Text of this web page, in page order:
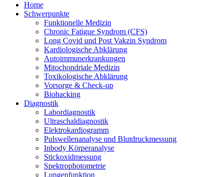
Home
Schwer­punk­te
Funk­tio­nel­le Medizin
Chro­nic Fati­gue Syn­drom (CFS)
Long Covid und Post Vak­zin Syndrom
Kar­dio­lo­gi­sche Abklärung
Auto­im­mun­erkran­kun­gen
Mito­chon­dria­le Medizin
Toxi­ko­lo­gi­sche Abklärung
Vor­sor­ge & Check-up
Bio­hack­ing
Dia­gnos­tik
Labor­dia­gnos­tik
Ultra­schal­dia­gnos­tik
Elek­tro­kar­dio­gramm
Puls­wel­len­ana­ly­se und Blutdruckmessung
Inbo­dy Körperanalyse
Stick­oxid­mes­sung
Spek­tro­pho­to­me­trie
Lun­gen­funk­ti­on